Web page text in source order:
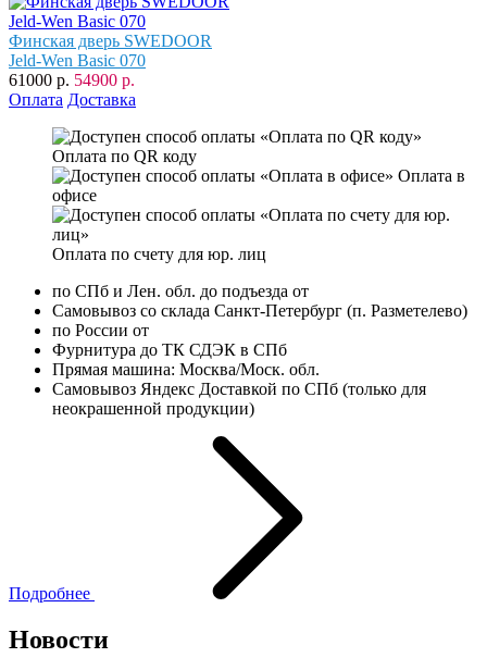
Финская дверь SWEDOOR
Jeld-Wen Basic 070
61000 р. 54900 р.
Оплата Доставка
Оплата по QR коду
Оплата в
офисе
Оплата по счету для юр. лиц
по СПб и Лен. обл. до подъезда от
Самовывоз со склада Санкт-Петербург (п. Разметелево)
по России от
Фурнитура до ТК СДЭК в СПб
Прямая машина: Москва/Моск. обл.
Самовывоз Яндекс Доставкой по СПб (только для
неокрашенной продукции)
Подробнее
Новости